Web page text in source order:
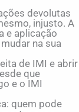
devolutas
injusto. A
e aplicação
na sua
de IMI e abrir
que
e o IMI
quem pode